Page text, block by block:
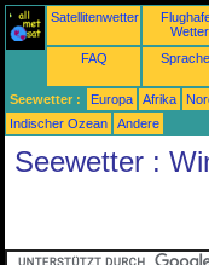
Satellitenwetter
Wetter
FAQ
Seewetter : Europa Afrika
Indischer Ozean
Andere
Seewetter :